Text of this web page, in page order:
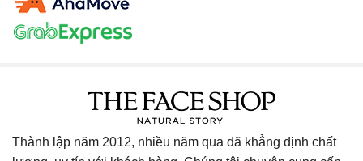
Thành lập năm 2012, nhiều năm qua đã khẳng định chất